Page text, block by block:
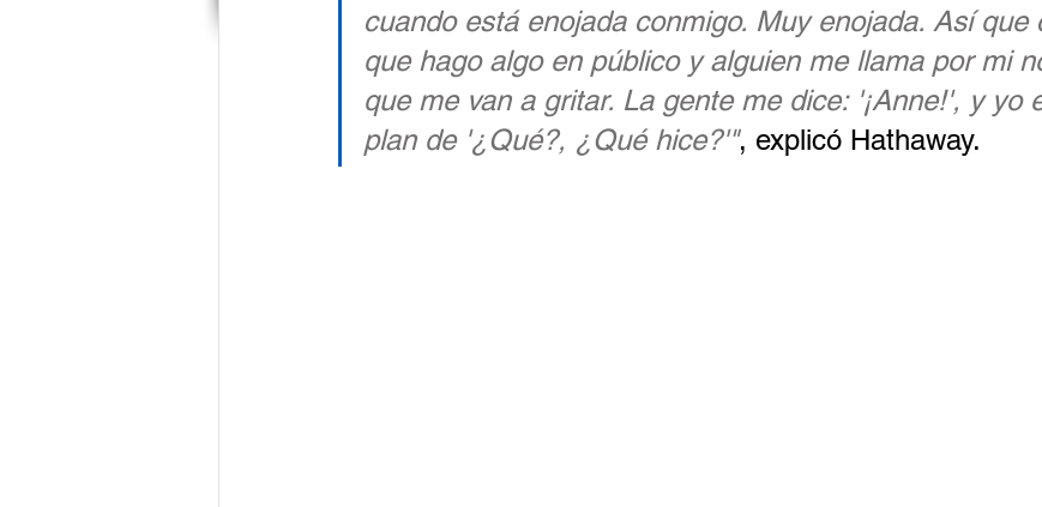
cuando está enojada conmigo. Muy enojada. Así que
que hago algo en público y alguien me llama por mi
que me van a gritar. La gente me dice: '¡Anne!', y yo
plan de '¿Qué?, ¿Qué hice?'", explicó Hathaway.